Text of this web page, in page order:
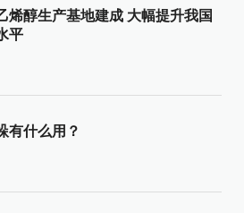
烯醇生产基地建成 大幅提升我国
平
有什么用？